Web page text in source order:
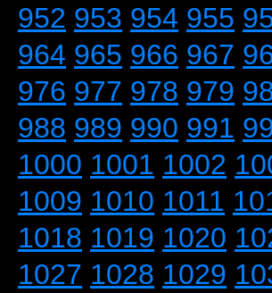
952 953 954 955
964 965 966 967
976 977 978 979
988 989 990 991
1000 1001 1002
1009 1010 1011
1018 1019 1020
1027 1028 1029